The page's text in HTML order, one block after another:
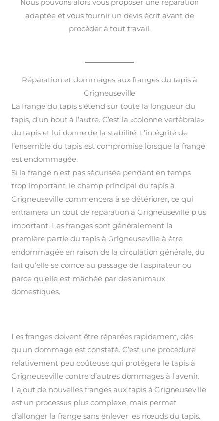
Nous pouvons alors vous proposer une réparation
adaptée et vous fournir un devis écrit avant de
procéder à tout travail.
Réparation et dommages aux franges du tapis à
Grigneuseville
La frange du tapis s’étend sur toute la longueur du
tapis, d’un bout à l’autre. C’est la «colonne vertébrale»
du tapis et lui donne de la stabilité. L’intégrité de
l’ensemble du tapis est compromise lorsque la frange
est endommagée.
Si la frange n’est pas sécurisée pendant en temps
trop important, le champ principal du tapis à
Grigneuseville commencera à se détériorer, ce qui
entrainera un coût de réparation à Grigneuseville plus
important. Les franges sont généralement la
première partie du tapis à Grigneuseville à être
endommagée en raison de la circulation générale, du
fait qu’elle se coince au passage de l’aspirateur ou
parce qu’elle est mâchée par des animaux
domestiques.
Les franges doivent être réparées rapidement, dès
qu’un dommage est constaté. C’est une procédure
relativement peu coûteuse qui protégera le tapis à
Grigneuseville contre d’autres dommages à l’avenir.
L’ajout de nouvelles franges aux tapis à Grigneuseville
est un processus plus complexe, mais permet
d’allonger la frange sans enlever les nœuds du tapis.